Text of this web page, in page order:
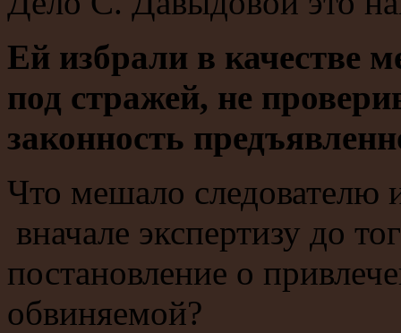
Ей избрали в качестве
под стражей, не
законность
Что мешало следователю
вначале экспертизу до
постановление о
обвиняемой?